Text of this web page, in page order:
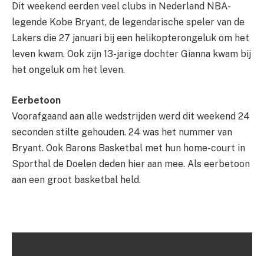
Dit weekend eerden veel clubs in Nederland NBA-
legende Kobe Bryant, de legendarische speler van de
Lakers die 27 januari bij een helikopterongeluk om het
leven kwam. Ook zijn 13-jarige dochter Gianna kwam bij
het ongeluk om het leven.
Eerbetoon
Voorafgaand aan alle wedstrijden werd dit weekend 24
seconden stilte gehouden. 24 was het nummer van
Bryant. Ook Barons Basketbal met hun home-court in
Sporthal de Doelen deden hier aan mee. Als eerbetoon
aan een groot basketbal held.